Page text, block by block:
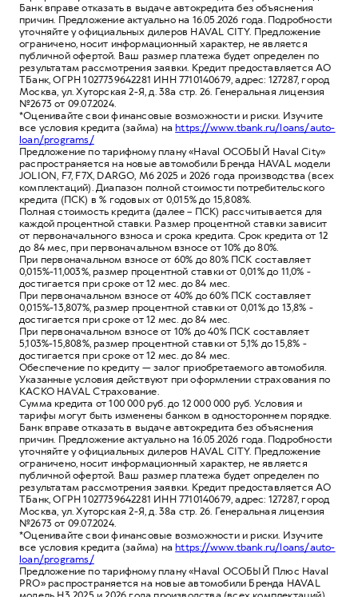
Банк вправе отказать в выдаче автокредита без объяснения
причин. Предложение актуально на 16.05.2026 года. Подробности
уточняйте у официальных дилеров HAVAL CITY. Предложение
ограничено, носит информационный характер, не является
публичной офертой. Ваш размер платежа будет определен по
результатам рассмотрения заявки. Кредит предоставляется АО
ТБанк, ОГРН 1027739642281 ИНН 7710140679, адрес: 127287, город
Москва, ул. Хуторская 2-Я, д. 38а стр. 26. Генеральная лицензия
№2673 от 09.07.2024.
*Оценивайте свои финансовые возможности и риски. Изучите
все условия кредита (займа) наhttps://www.tbank.ru/loans/auto-
loan/programs/
Предложение по тарифному плану «Haval ОСОБЫЙ Haval City»
распространяется на новые автомобили Бренда HAVAL модели
JOLION, F7, F7X, DARGO, M6 2025 и 2026 года производства (всех
комплектаций). Диапазон полной стоимости потребительского
кредита (ПСК) в % годовых от 0,015% до 15,808%.
Полная стоимость кредита (далее – ПСК) рассчитывается для
каждой процентной ставки. Размер процентной ставки зависит
от первоначального взноса и срока кредита. Срок кредита от 12
до 84 мес, при первоначальном взносе от 10% до 80%.
При первоначальном взносе от 60% до 80% ПСК составляет
0,015%-11,003%, размер процентной ставки от 0,01% до 11,0% -
достигается при сроке от 12 мес. до 84 мес.
При первоначальном взносе от 40% до 60% ПСК составляет
0,015%-13,807%, размер процентной ставки от 0,01% до 13,8% -
достигается при сроке от 12 мес. до 84 мес.
При первоначальном взносе от 10% до 40% ПСК составляет
5,103%-15,808%, размер процентной ставки от 5,1% до 15,8% -
достигается при сроке от 12 мес. до 84 мес.
Обеспечение по кредиту — залог приобретаемого автомобиля.
Указанные условия действуют при оформлении страхования по
КАСКО HAVAL Страхование.
Сумма кредита от 100 000 руб. до 12 000 000 руб. Условия и
тарифы могут быть изменены банком в одностороннем порядке.
Банк вправе отказать в выдаче автокредита без объяснения
причин. Предложение актуально на 16.05.2026 года. Подробности
уточняйте у официальных дилеров HAVAL CITY. Предложение
ограничено, носит информационный характер, не является
публичной офертой. Ваш размер платежа будет определен по
результатам рассмотрения заявки. Кредит предоставляется АО
ТБанк, ОГРН 1027739642281 ИНН 7710140679, адрес: 127287, город
Москва, ул. Хуторская 2-Я, д. 38а стр. 26. Генеральная лицензия
№2673 от 09.07.2024.
*Оценивайте свои финансовые возможности и риски. Изучите
все условия кредита (займа) наhttps://www.tbank.ru/loans/auto-
loan/programs/
Предложение по тарифному плану «Haval ОСОБЫЙ Плюс Haval
PRO» распространяется на новые автомобили Бренда HAVAL